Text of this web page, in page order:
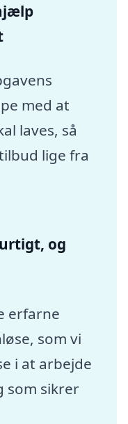
med at
laves, så
lige fra
og
erfarne
som vi
i at arbejde
som sikrer